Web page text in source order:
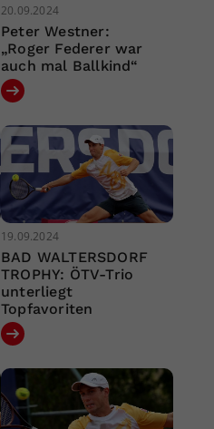
20.09.2024
Peter Westner:
„Roger Federer war
auch mal Ballkind“
19.09.2024
BAD WALTERSDORF
TROPHY: ÖTV-Trio
unterliegt
Topfavoriten